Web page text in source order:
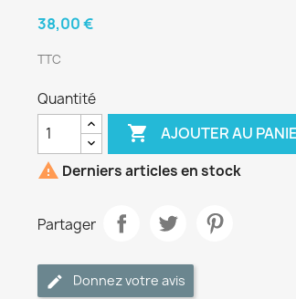
38,00 €
TTC
Quantité
 AJOUTER AU
 Derniers articles en stock
Partager
Donnez votre avis